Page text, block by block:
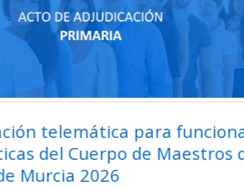
29
Jul
Acto de adjudicación
Secundaria 2026
leer más